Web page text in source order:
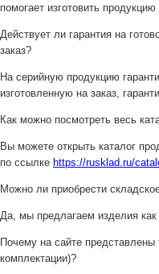
помогает изготовить
Действует ли гарантия на
заказ?
На серийную продукцию
изготовленную на заказ,
Как можно посмотреть весь
Вы можете открыть каталог
по ссылке https://rusklad.ru/
Можно ли приобрести
Да, мы предлагаем изделия как
Почему на сайте представлены
комплектации)?